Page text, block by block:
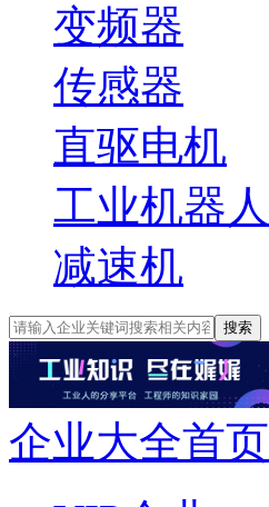
变频器
传感器
直驱电机
工业机器人
减速机
搜索
企业大全首页